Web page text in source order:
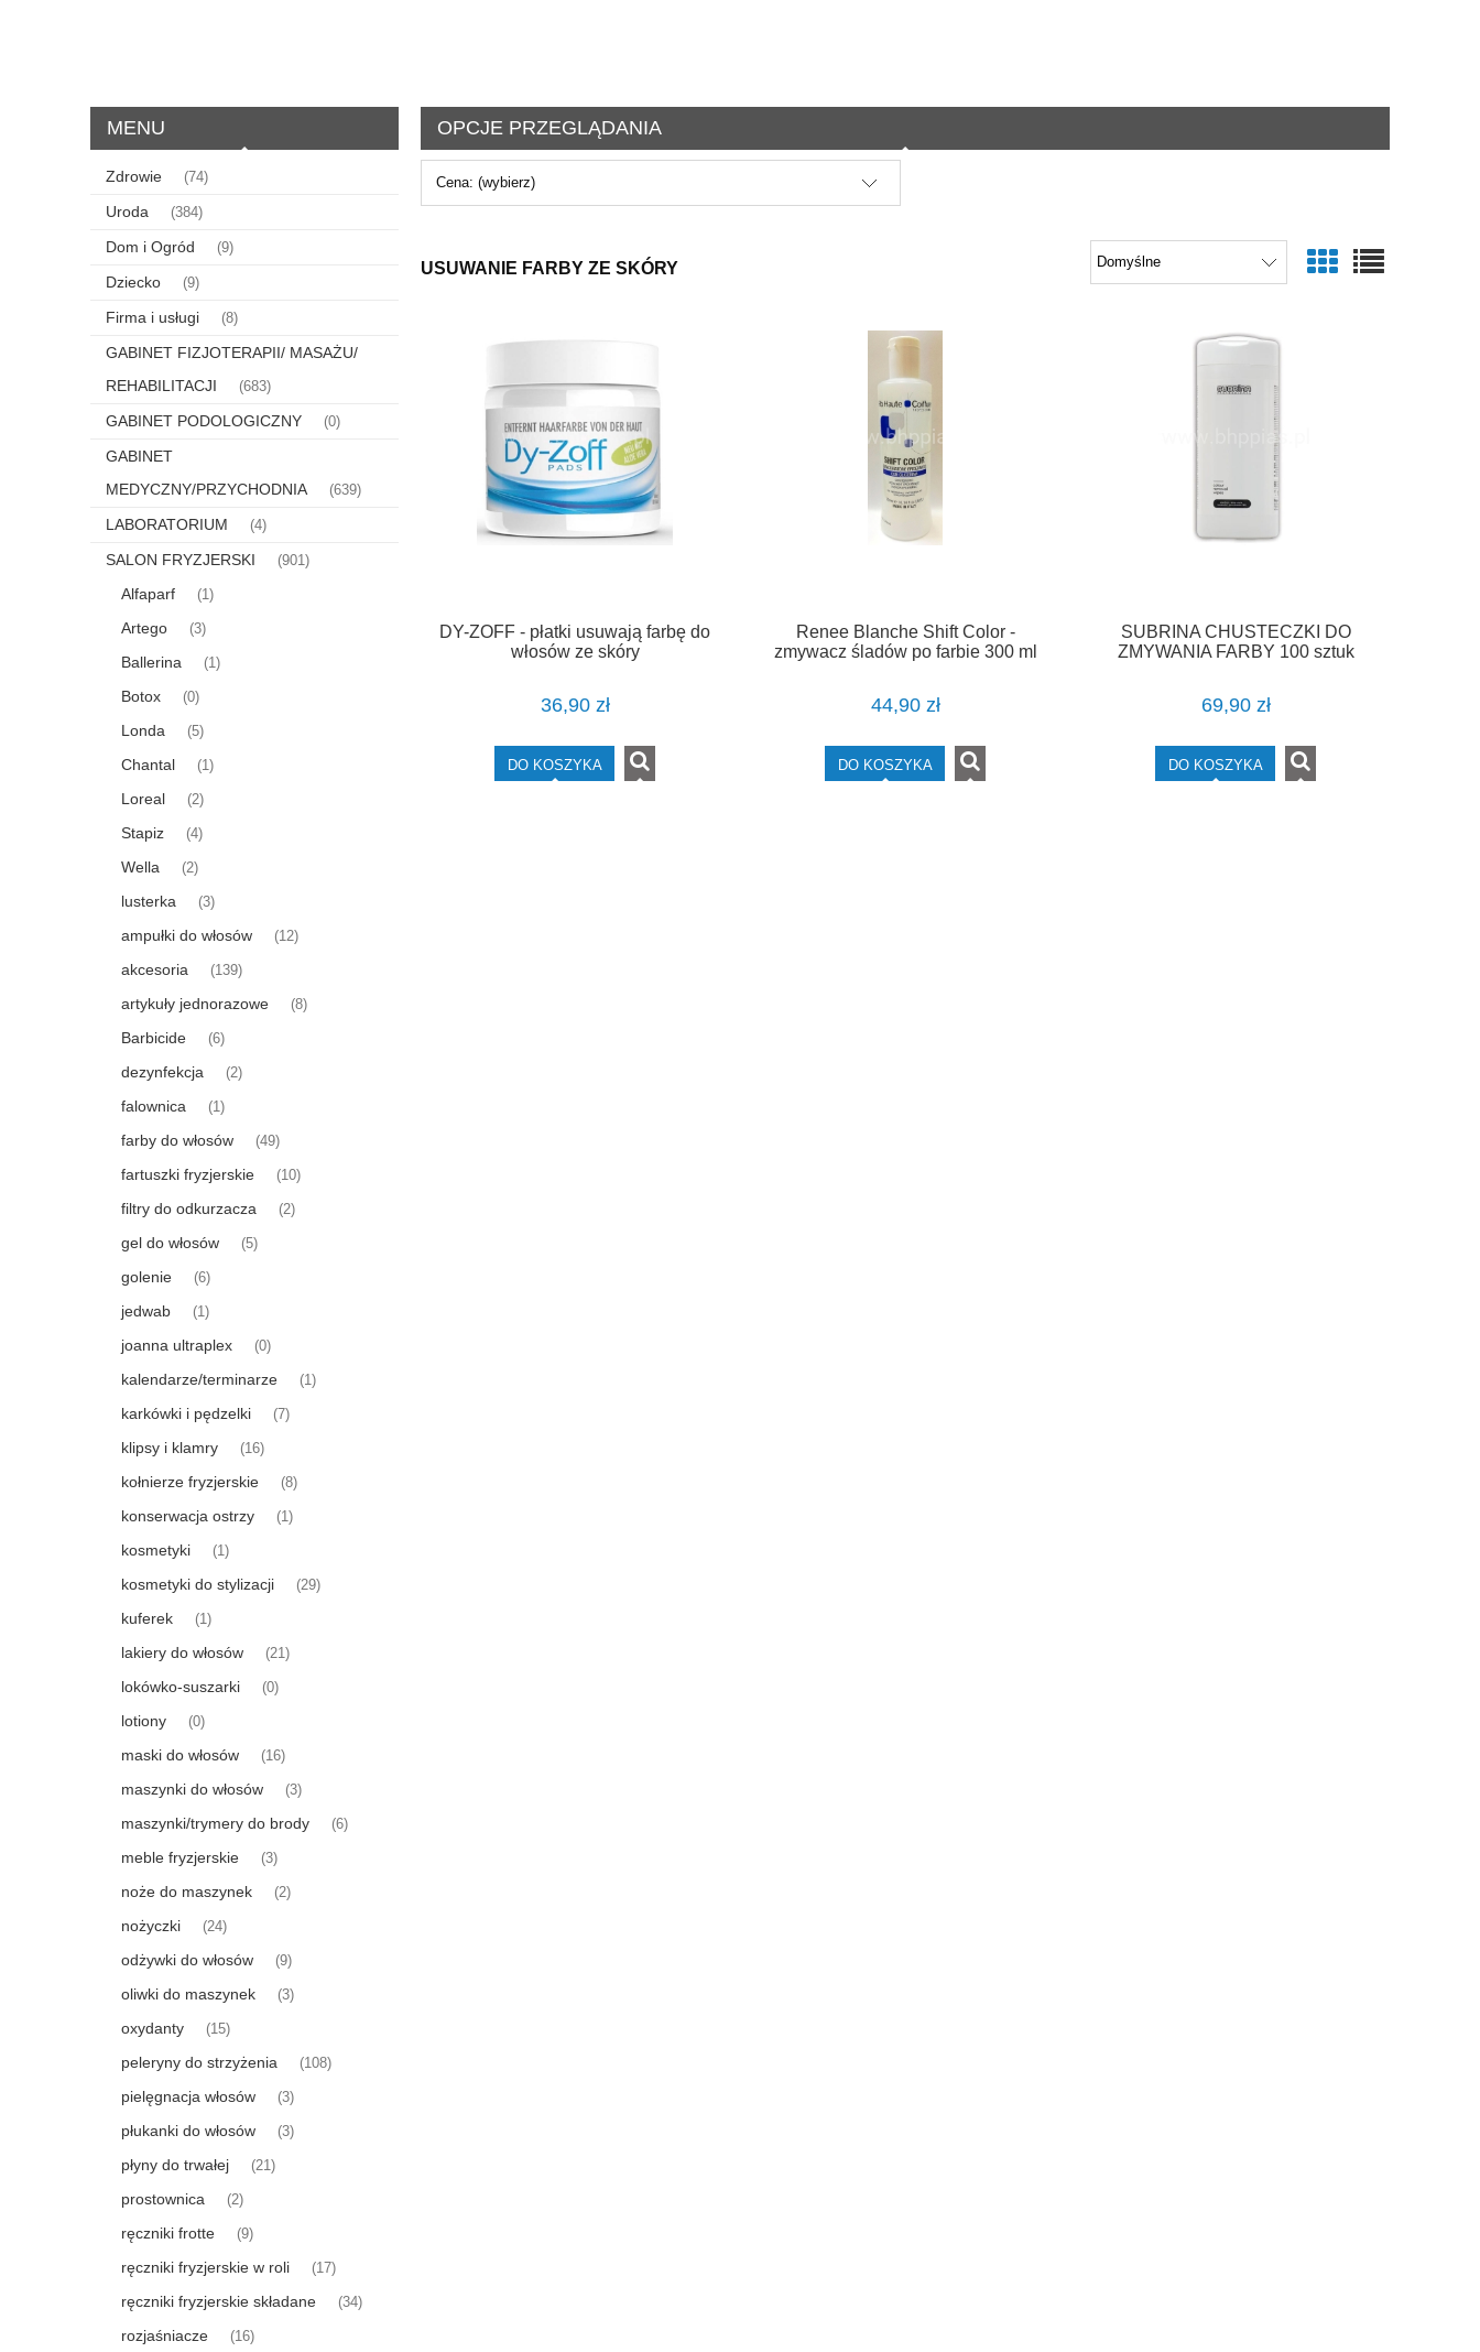
MENU
Zdrowie (74)
Uroda (384)
Dom i Ogród (9)
Dziecko (9)
Firma i usługi (8)
GABINET FIZJOTERAPII/ MASAŻU/
REHABILITACJI
(683)
GABINET PODOLOGICZNY (0)
GABINET
MEDYCZNY/PRZYCHODNIA
(639)
LABORATORIUM (4)
SALON FRYZJERSKI (901)
Alfaparf (1)
Artego (3)
Ballerina (1)
Botox (0)
Londa (5)
Chantal (1)
Loreal (2)
Stapiz (4)
Wella (2)
lusterka (3)
ampułki do włosów (12)
akcesoria (139)
artykuły jednorazowe (8)
Barbicide (6)
dezynfekcja (2)
falownica (1)
farby do włosów (49)
fartuszki fryzjerskie (10)
filtry do odkurzacza (2)
gel do włosów (5)
golenie (6)
jedwab (1)
joanna ultraplex (0)
kalendarze/terminarze (1)
karkówki i pędzelki (7)
klipsy i klamry (16)
kołnierze fryzjerskie (8)
konserwacja ostrzy (1)
kosmetyki (1)
kosmetyki do stylizacji (29)
kuferek (1)
lakiery do włosów (21)
lokówko-suszarki (0)
lotiony (0)
maski do włosów (16)
maszynki do włosów (3)
maszynki/trymery do brody (6)
meble fryzjerskie (3)
noże do maszynek (2)
nożyczki (24)
odżywki do włosów (9)
oliwki do maszynek (3)
oxydanty (15)
peleryny do strzyżenia (108)
pielęgnacja włosów (3)
płukanki do włosów (3)
płyny do trwałej (21)
prostownica (2)
ręczniki frotte (9)
ręczniki fryzjerskie w roli (17)
ręczniki fryzjerskie składane (34)
rozjaśniacze (16)
OPCJE PRZEGLĄDANIA
Cena: (wybierz)
USUWANIE FARBY ZE SKÓRY
DY-ZOFF - płatki usuwają farbę do
włosów ze skóry
36,90 zł
DO KOSZYKA
Renee Blanche Shift Color -
zmywacz śladów po farbie 300 ml
44,90 zł
DO KOSZYKA
SUBRINA CHUSTECZKI DO
ZMYWANIA FARBY 100 sztuk
69,90 zł
DO KOSZYKA